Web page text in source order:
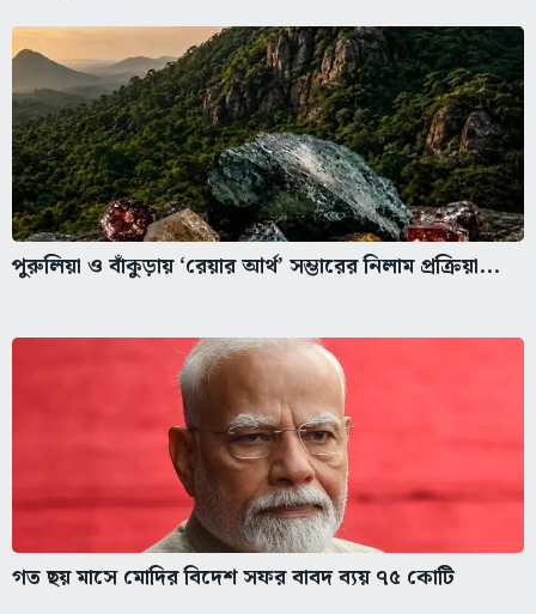
পুরুলিয়া ও বাঁকুড়ায় ‘রেয়ার আর্থ’ সম্ভারের নিলাম প্রক্রিয়া...
গত ছয় মাসে মোদির বিদেশ সফর বাবদ ব্যয় ৭৫ কোটি